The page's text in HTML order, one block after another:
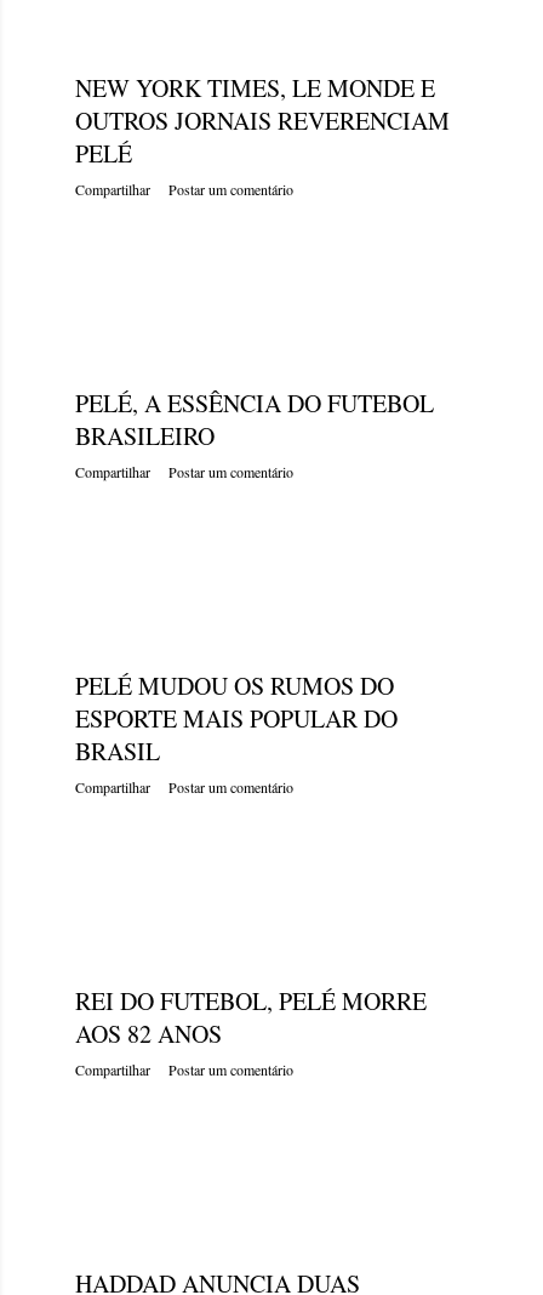
NEW YORK TIMES, LE MONDE E
OUTROS JORNAIS REVERENCIAM
PELÉ
Compartilhar Postar um comentário
PELÉ, A ESSÊNCIA DO FUTEBOL
BRASILEIRO
Compartilhar Postar um comentário
PELÉ MUDOU OS RUMOS DO
ESPORTE MAIS POPULAR DO
BRASIL
Compartilhar Postar um comentário
REI DO FUTEBOL, PELÉ MORRE
AOS 82 ANOS
Compartilhar Postar um comentário
HADDAD ANUNCIA DUAS